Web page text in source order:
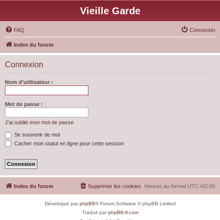
Vieille Garde
FAQ Connexion
Index du forum
Connexion
Nom d’utilisateur :
Mot de passe :
J’ai oublié mon mot de passe
Se souvenir de moi
Cacher mon statut en ligne pour cette session
Index du forum Heures au format UTC+02:00
Supprimer les cookies
Développé parphpBB® Forum Software © phpBB Limited
Traduit parphpBB-fr.com